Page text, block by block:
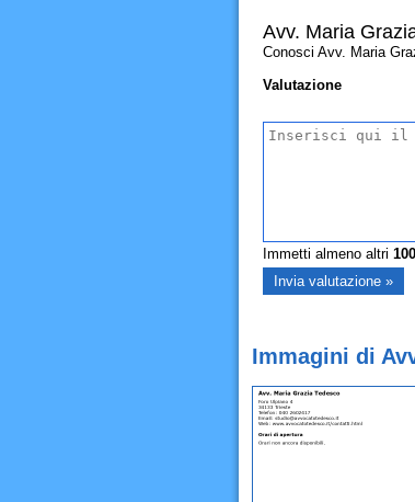
Avv. Maria
Conosci Avv. Maria
Valutazione
Immetti almeno altri 100
Immagini di